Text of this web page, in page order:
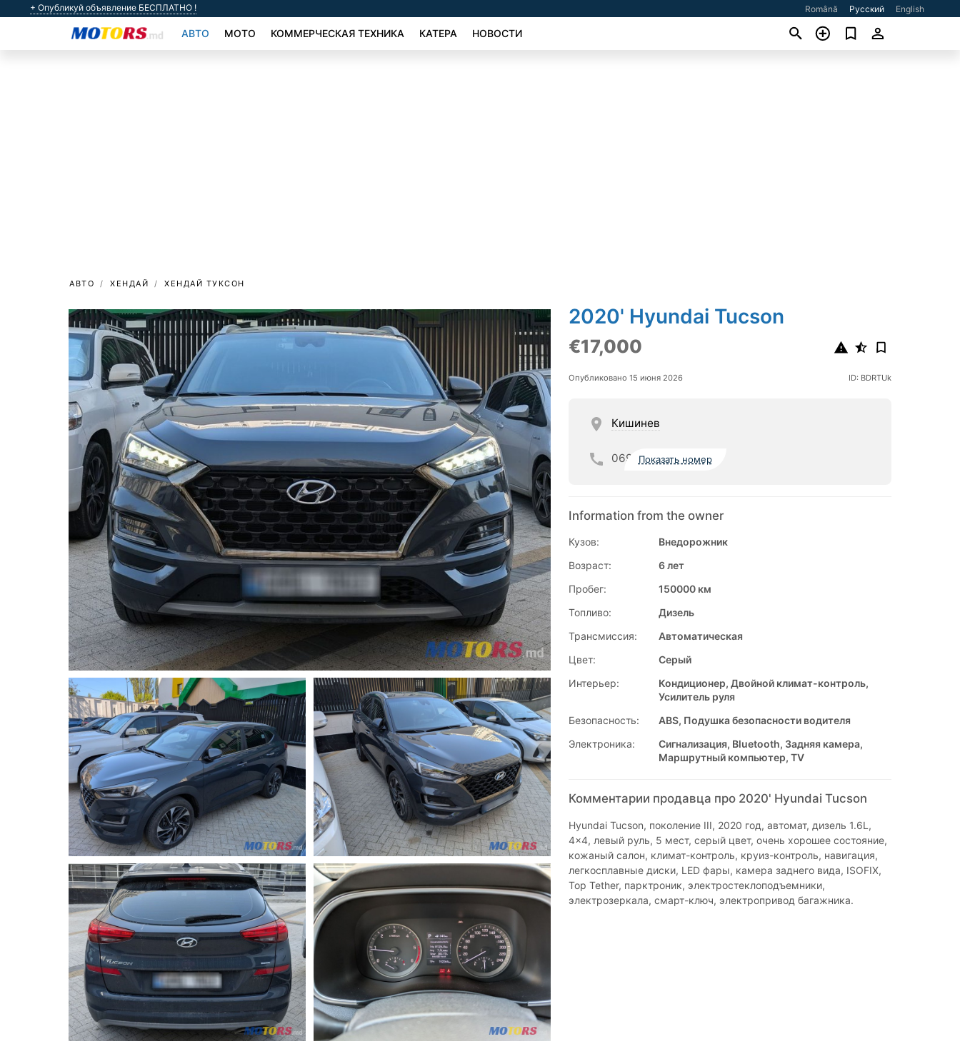
+ Опубликуй объявление БЕСПЛАТНО ! Română Русский English
АВТО МОТО КОММЕРЧЕСКАЯ ТЕХНИКА КАТЕРА НОВОСТИ
АВТО ХЕНДАЙ ХЕНДАЙ ТУКСОН
2020' Hyundai Tucson
€17,000
Опубликовано 15 июня 2026 ID: BDRTUk
Кишинев
069 Показать номер
Information from the owner
Кузов:
Внедорожник
Возраст:
6 лет
Пробег:
150000 км
Топливо:
Дизель
Трансмиссия:
Автоматическая
Цвет:
Серый
Интерьер:
Кондиционер, Двойной климат-контроль,
Усилитель руля
Безопасность:
ABS, Подушка безопасности водителя
Электроника:
Сигнализация, Bluetooth, Задняя камера,
Маршрутный компьютер, TV
Комментарии продавца про 2020' Hyundai Tucson
Hyundai Tucson, поколение III, 2020 год, автомат, дизель 1.6L,
4x4, левый руль, 5 мест, серый цвет, очень хорошее состояние,
кожаный салон, климат-контроль, круиз-контроль, навигация,
легкосплавные диски, LED фары, камера заднего вида, ISOFIX,
Top Tether, парктроник, электростеклоподъемники,
электрозеркала, смарт-ключ, электропривод багажника.